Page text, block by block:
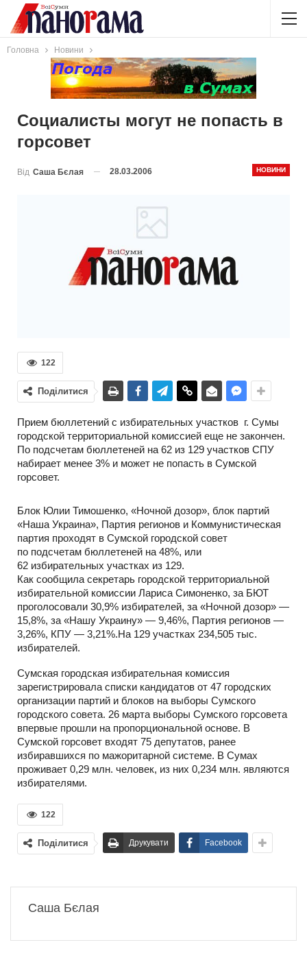
Головна Новини
Социалисты могут не попасть в
горсовет
НОВИНИ
Від Саша Бєлая 28.03.2006
122
Поділитися
Прием бюллетений с избирательных участков г. Сумы
городской территориальной комиссией еще не закончен.
По подсчетам бюллетеней на 62 из 129 участков СПУ
набирает менее 3% и может не попасть в Сумской
горсовет.
Блок Юлии Тимошенко, «Ночной дозор», блок партий
«Наша Украина», Партия регионов и Коммунистическая
партия проходят в Сумской городской совет
по подсчетам бюллетеней на 48%, или
62 избирательных участках из 129.
Как сообщила секретарь городской территориальной
избирательной комиссии Лариса Симоненко, за БЮТ
проголосовали 30,9% избирателей, за «Ночной дозор» —
15,8%, за «Нашу Украину» — 9,46%, Партия регионов —
3,26%, КПУ — 3,21%.На 129 участках 234,505 тыс.
избирателей.
Сумская городская избирательная комиссия
зарегистрировала списки кандидатов от 47 городских
организации партий и блоков на выборы Сумского
городского совета. 26 марта выборы Сумского горсовета
впервые прошли на пропорциональной основе. В
Сумской горсовет входят 75 депутатов, ранее
избиравшихся по мажоритарной системе. В Сумах
проживает 0,29 млн. человек, из них 0,234 млн. являются
избирателями.
122
Поділитися Друкувати Facebook
Саша Бєлая